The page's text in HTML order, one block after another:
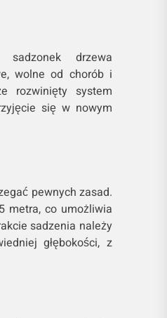
drzewa
wolne od chorób i
rozwinięty system
się w nowym
pewnych zasad.
metra, co umożliwia
sadzenia należy
głębokości, z